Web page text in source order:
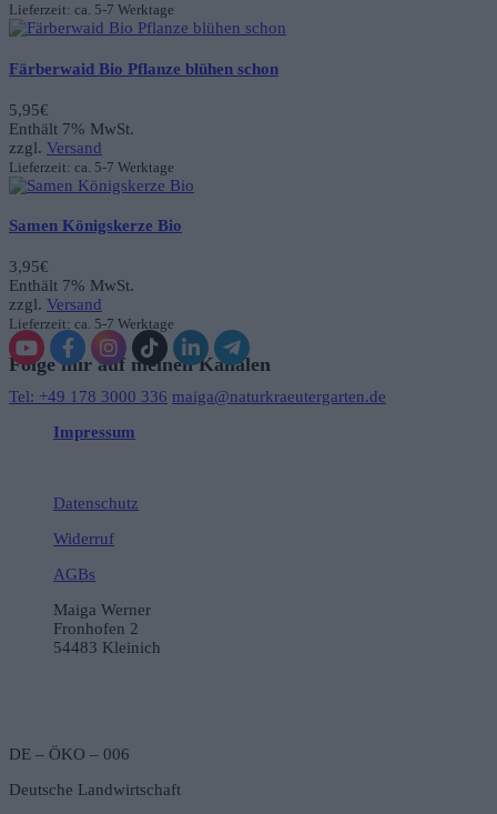
Lieferzeit: ca. 5-7 Werktage
Färberwaid Bio Pflanze blühen schon
5,95€
Enthält 7% MwSt.
zzgl. Versand
Lieferzeit: ca. 5-7 Werktage
Samen Königskerze Bio
3,95€
Enthält 7% MwSt.
zzgl. Versand
Lieferzeit: ca. 5-7 Werktage
Folge mir auf meinen Kanälen
Tel: +49 178 3000 336 maiga@naturkraeutergarten.de
Impressum
Datenschutz
Widerruf
AGBs
Maiga Werner
Fronhofen 2
54483 Kleinich
DE – ÖKO – 006
Deutsche Landwirtschaft